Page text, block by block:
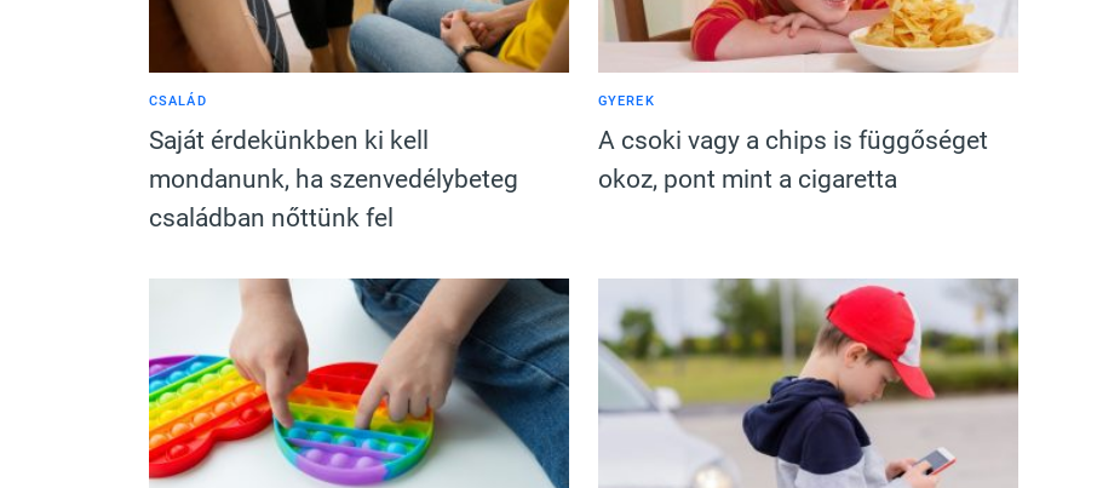
CSALÁD
Saját érdekünkben ki kell
mondanunk, ha szenvedélybeteg
családban nőttünk fel
GYEREK
A csoki vagy a chips is függőséget
okoz, pont mint a cigaretta